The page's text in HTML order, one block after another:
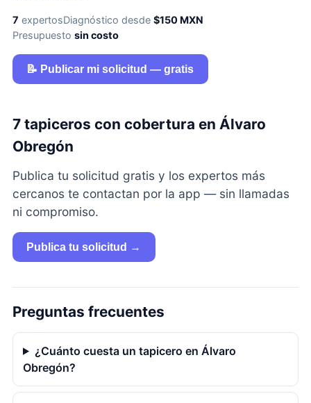
7 expertosDiagnóstico desde $150 MXN
Presupuesto sin costo
📝 Publicar mi solicitud — gratis
7 tapiceros con cobertura en Álvaro
Obregón
Publica tu solicitud gratis y los expertos más
cercanos te contactan por la app — sin llamadas
ni compromiso.
Publica tu solicitud →
Preguntas frecuentes
¿Cuánto cuesta un tapicero en Álvaro
Obregón?